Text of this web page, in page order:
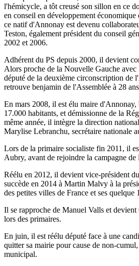
l'hémicycle, a tôt creusé son sillon en ce
en conseil en développement
ce natif d'Annonay est devenu
Teston, également président du conseil
2002 et 2006.
Adhérent du PS depuis 2000, il devient
Alors proche de la Nouvelle Gauche
député de la deuxième circonscription de
retrouve benjamin de l'Assemblée à 28
En mars 2008, il est élu maire
17.000 habitants, et démissionne de la
même année, il intègre la direction
Marylise Lebranchu, secrétaire nationale
Lors de la primaire socialiste fin 2011, il
Aubry, avant de rejoindre la campagne
Réélu en 2012, il devient vice-président
succède en 2014 à Martin Malvy à la
des petites villes de France et ses quelque
Il se rapproche de Manuel Valls et devient
lors des primaires.
En juin, il est réélu député face à une
quitter sa mairie pour cause de non-
municipal.